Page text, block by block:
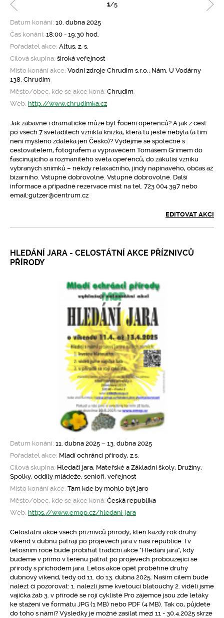
1/5
Datum konání: 10. dubna 2025
Čas konání: 18:00 - 19:30 hod.
Pořadatel akce: Altus, z. s.
Cílová skupina: široká veřejnost
Místo konání akce: Vodní zdroje Chrudim s.r.o., Nám. U Vodárny
138. Chrudim
Město/obec, kde se akce koná: Chrudim
Web: http://www.chrudimka.cz
Jak zábavné i dramatické může být focení opeřenců? A jak z cest
po všech 7 světadílech vznikla knížka, která tu ještě nebyla (a tím
není myšleno zdaleka jen Česko)? Vydejme se společně s
cestovatelem, fotografem a vypravěčem Tomášem Grimem do
fascinujícího a rozmanitého světa opeřenců, do zákulisí vzniku
vybraných snímků – někdy relaxačního, jindy napínavého, občas až
bizarního. Vstupné dobrovolné. Vstupné dobrovolné. Další
informace a případné rezervace míst na tel. 723 004 397 nebo
email:gutzer@centrum.cz
EDITOVAT AKCI
HLEDÁNÍ JARA - CELOSTÁTNÍ AKCE PŘÍZNIVCŮ
PŘÍRODY
Datum konání: 11. dubna 2025 – 13. dubna 2025
Pořadatel akce: Mladí ochránci přírody, z.s.
Cílová skupina: Hledači jara, Mateřské a Základní školy, Družiny,
Spolky, oddíly mládeže, senioři, veřejnost
Místo konání akce: Tam kde by mohlo být jaro
Město/obec, kde se akce koná: Česká republika
Web: https://www.emop.cz/hledani-jara
Celostátní akce všech příznivců přírody, kteří každý rok druhý
víkend v dubnu pátrají po projevech jara v naší republice. I v
letošním roce bude probíhat tradiční akce "Hledání jara", kdy
budeme v přímo v terénu pátrat po projevech probouzející se
přírody s příchodem jara. Letos akce opět proběhne druhý
dubnový víkend, tedy od 11. do 13. dubna 2025. Naším cílem bude
nalézt či pozorovat: 1. nalezli jsme kvetoucí blatouchy 2. viděli jsme
vajíčka žab 3. v přírodě se rojí cyklisté Pro zájemce jsou zde letáky
ke stažení ve formátu JPG (1 MB) nebo PDF (4 MB). Tak co, půjdete
do toho s námi? Výsledky je možné zasílat mezi 11 - 30.4.2025 skrze